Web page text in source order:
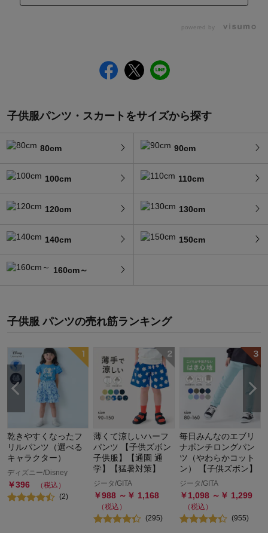
powered by
子供服パンツ・スカートをサイズから探す
80cm 90cm
100cm 110cm
120cm 130cm
140cm 150cm
160cm～
子供服 パンツの売れ筋ランキング
乾きやすくなったフ
リルパンツ（選べる
キャラクター）
ディズニー/Disney
￥396
（税込）
(2)
薄くて涼しいハーフ
パンツ 【子供ズボン
子供服】【通園 通
学】【猛暑対策】
ジータ/GITA
￥988 ～￥ 1,168
（税込）
(295)
毎日みんなのエブリ
ナポンチロングパン
ツ（やわらかコット
ン） 【子供ズボン】
ジータ/GITA
￥1,098 ～￥ 1,299
（税込）
(955)